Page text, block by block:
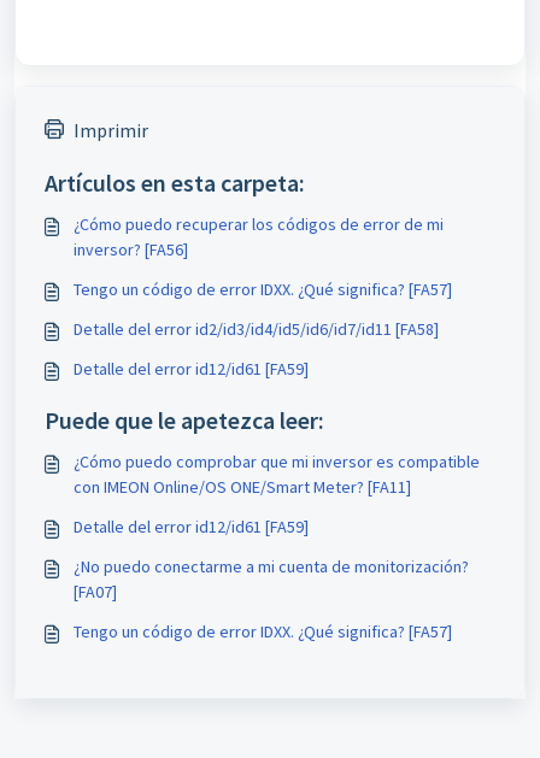
Imprimir
Artículos en esta carpeta:
¿Cómo puedo recuperar los códigos de error de mi
inversor? [FA56]
Tengo un código de error IDXX. ¿Qué significa? [FA57]
Detalle del error id2/id3/id4/id5/id6/id7/id11 [FA58]
Detalle del error id12/id61 [FA59]
Puede que le apetezca leer:
¿Cómo puedo comprobar que mi inversor es compatible
con IMEON Online/OS ONE/Smart Meter? [FA11]
Detalle del error id12/id61 [FA59]
¿No puedo conectarme a mi cuenta de monitorización?
[FA07]
Tengo un código de error IDXX. ¿Qué significa? [FA57]